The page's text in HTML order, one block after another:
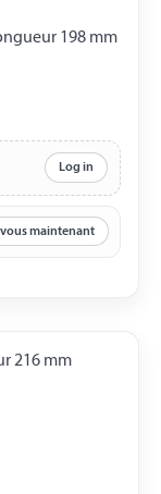
198 mm
Log in
maintenant